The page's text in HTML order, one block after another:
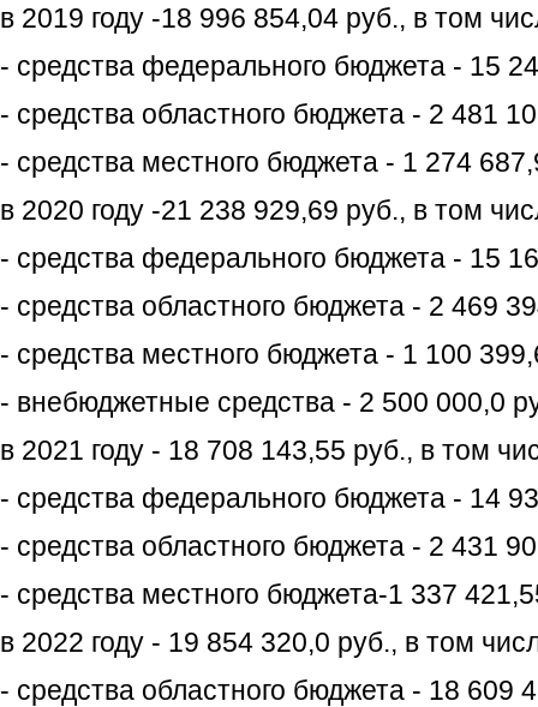
в 2019 году -18 996 854,04 руб., в том
- средства федерального бюджета - 15
- средства областного бюджета - 2 481
- средства местного бюджета - 1 274
в 2020 году -21 238 929,69 руб., в том
- средства федерального бюджета - 15
- средства областного бюджета - 2 469
- средства местного бюджета - 1 100
- внебюджетные средства - 2 500 000,0
в 2021 году - 18 708 143,55 руб., в том
- средства федерального бюджета - 14
- средства областного бюджета - 2 431
- средства местного бюджета-1 337
в 2022 году - 19 854 320,0 руб., в том
- средства областного бюджета - 18 609